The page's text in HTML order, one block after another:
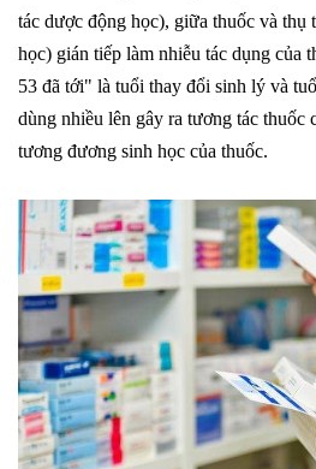
tác dược động học), giữa thuốc và thụ
học) gián tiếp làm nhiễu tác dụng của
53 đã tới" là tuổi thay đổi sinh lý và
dùng nhiều lên gây ra tương tác thuốc
tương đương sinh học của thuốc.